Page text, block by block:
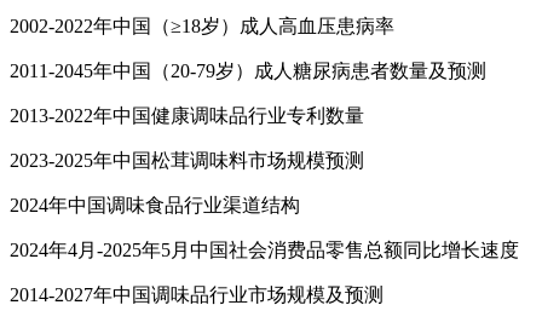
2002-2022年中国（≥18岁）成人高血压患病率
2011-2045年中国（20-79岁）成人糖尿病患者数量及预测
2013-2022年中国健康调味品行业专利数量
2023-2025年中国松茸调味料市场规模预测
2024年中国调味食品行业渠道结构
2024年4月-2025年5月中国社会消费品零售总额同比增长速度
2014-2027年中国调味品行业市场规模及预测